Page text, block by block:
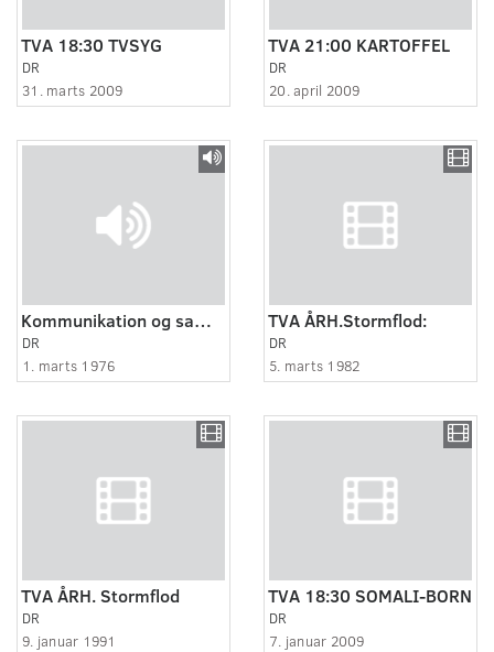
TVA 18:30 TVSYG
DR
31. marts 2009
TVA 21:00 KARTOFFEL
DR
20. april 2009
Kommunikation og samfund. 1. Et redskab for mennesket
DR
1. marts 1976
TVA ÅRH.Stormflod:
DR
5. marts 1982
TVA ÅRH. Stormflod
DR
9. januar 1991
TVA 18:30 SOMALI-BORN
DR
7. januar 2009